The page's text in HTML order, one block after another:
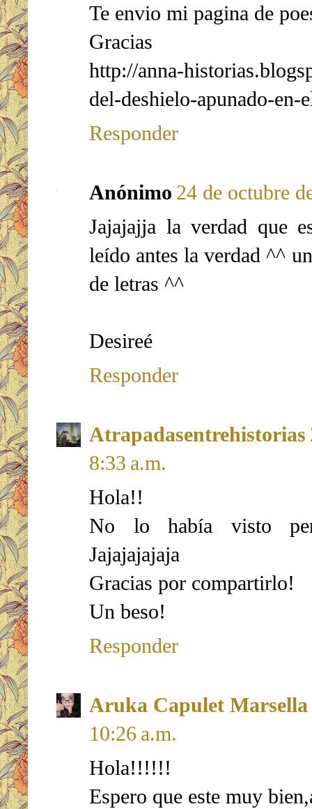
Te envio mi pagina de
Gracias
http://anna-
del-deshielo-apunado-en-
Responder
Anónimo 24 de octubre
Jajajajja la verdad que
leído antes la verdad ^^
de letras ^^
Desireé
Responder
Atrapadasentrehistorias
8:33 a.m.
Hola!!
No lo había visto
Jajajajajaja
Gracias por compartirlo!
Un beso!
Responder
Aruka Capulet Marsella
10:26 a.m.
Hola!!!!!!
Espero que este muy